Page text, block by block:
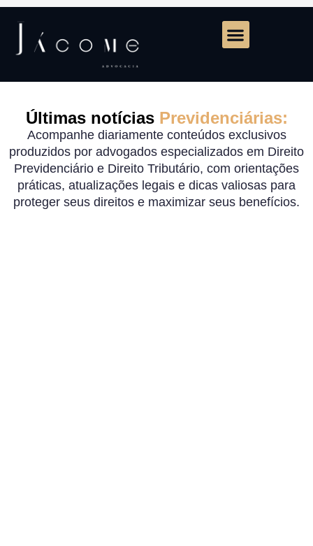
Últimas notícias Previdenciárias:
Acompanhe diariamente conteúdos exclusivos
produzidos por advogados especializados em Direito
Previdenciário e Direito Tributário, com orientações
práticas, atualizações legais e dicas valiosas para
proteger seus direitos e maximizar seus benefícios.